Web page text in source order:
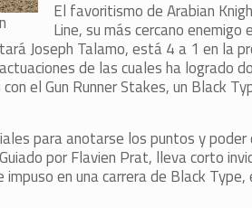
El favoritismo de Arabian
Line, su más cercano enemigo
Joseph Talamo, está 4 a 1 en la
de las cuales ha logrado
el Gun Runner Stakes, un Black
para anotarse los puntos y
por Flavien Prat, lleva corto
en una carrera de Black